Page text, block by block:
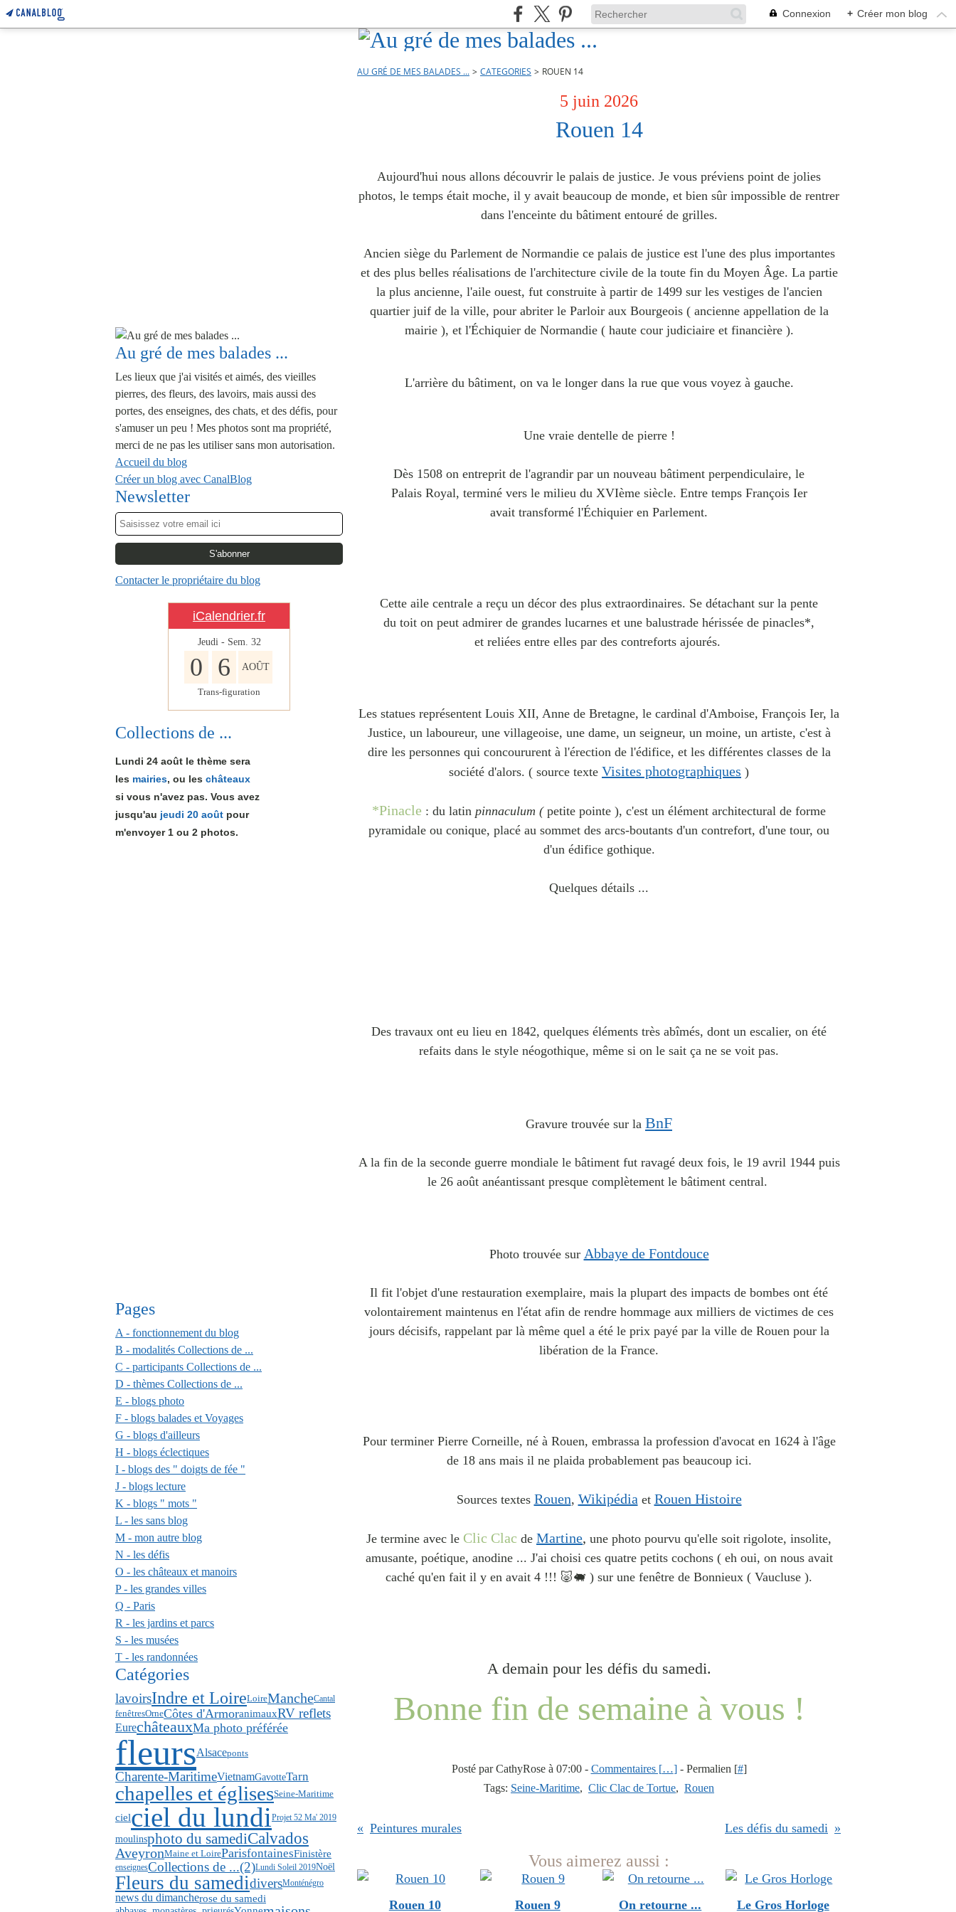
Connexion + Créer mon blog
Au gré de mes balades ...
Les lieux que j'ai visités et aimés, des vieilles
pierres, des fleurs, des lavoirs, mais aussi des
portes, des enseignes, des chats, et des défis, pour
s'amuser un peu ! Mes photos sont ma propriété,
merci de ne pas les utiliser sans mon autorisation.
Accueil du blog
Créer un blog avec CanalBlog
Newsletter
Contacter le propriétaire du blog
iCalendrier.fr
Jeudi - Sem. 32
0 6 AOÛT
Trans-figuration
Collections de ...
Lundi 24 août le thème sera
les mairies, ou les châteaux
si vous n'avez pas. Vous avez
jusqu'au jeudi 20 août pour
m'envoyer 1 ou 2 photos.
Pages
A - fonctionnement du blog
B - modalités Collections de ...
C - participants Collections de ...
D - thèmes Collections de ...
E - blogs photo
F - blogs balades et Voyages
G - blogs d'ailleurs
H - blogs éclectiques
I - blogs des " doigts de fée "
J - blogs lecture
K - blogs " mots "
L - les sans blog
M - mon autre blog
N - les défis
O - les châteaux et manoirs
P - les grandes villes
Q - Paris
R - les jardins et parcs
S - les musées
T - les randonnées
Catégories
lavoirsIndre et LoireLoireMancheCantal
fenêtresOrneCôtes d'ArmoranimauxRV reflets
EurechâteauxMa photo préférée
fleursAlsaceponts
Charente-MaritimeVietnamGavotteTarn
chapelles et églisesSeine-Maritime
cielciel du lundiProjet 52 Ma' 2019
moulinsphoto du samediCalvados
AveyronMaine et LoireParisfontainesFinistère
enseignesCollections de ...(2)Lundi Soleil 2019Noël
Fleurs du samedidiversMonténégro
news du dimancherose du samedi
AU GRÉ DE MES BALADES ... > CATEGORIES > ROUEN 14
5 juin 2026
Rouen 14
Aujourd'hui nous allons découvrir le palais de justice. Je vous préviens point de jolies
photos, le temps était moche, il y avait beaucoup de monde, et bien sûr impossible de rentrer
dans l'enceinte du bâtiment entouré de grilles.
Ancien siège du Parlement de Normandie ce palais de justice est l'une des plus importantes
et des plus belles réalisations de l'architecture civile de la toute fin du Moyen Âge. La partie
la plus ancienne, l'aile ouest, fut construite à partir de 1499 sur les vestiges de l'ancien
quartier juif de la ville, pour abriter le Parloir aux Bourgeois ( ancienne appellation de la
mairie ), et l'Échiquier de Normandie ( haute cour judiciaire et financière ).
L'arrière du bâtiment, on va le longer dans la rue que vous voyez à gauche.
Une vraie dentelle de pierre !
Dès 1508 on entreprit de l'agrandir par un nouveau bâtiment perpendiculaire, le
Palais Royal, terminé vers le milieu du XVIème siècle. Entre temps François Ier
avait transformé l'Échiquier en Parlement.
Cette aile centrale a reçu un décor des plus extraordinaires. Se détachant sur la pente
du toit on peut admirer de grandes lucarnes et une balustrade hérissée de pinacles*,
et reliées entre elles par des contreforts ajourés.
Les statues représentent Louis XII, Anne de Bretagne, le cardinal d'Amboise, François Ier, la
Justice, un laboureur, une villageoise, une dame, un seigneur, un moine, un artiste, c'est à
dire les personnes qui concoururent à l'érection de l'édifice, et les différentes classes de la
société d'alors. ( source texte Visites photographiques )
*Pinacle : du latin pinnaculum (petite pointe ), c'est un élément architectural de forme
pyramidale ou conique, placé au sommet des arcs-boutants d'un contrefort, d'une tour, ou
d'un édifice gothique.
Quelques détails ...
Des travaux ont eu lieu en 1842, quelques éléments très abîmés, dont un escalier, on été
refaits dans le style néogothique, même si on le sait ça ne se voit pas.
Gravure trouvée sur la BnF
A la fin de la seconde guerre mondiale le bâtiment fut ravagé deux fois, le 19 avril 1944 puis
le 26 août anéantissant presque complètement le bâtiment central.
Photo trouvée sur Abbaye de Fontdouce
Il fit l'objet d'une restauration exemplaire, mais la plupart des impacts de bombes ont été
volontairement maintenus en l'état afin de rendre hommage aux milliers de victimes de ces
jours décisifs, rappelant par là même quel a été le prix payé par la ville de Rouen pour la
libération de la France.
Pour terminer Pierre Corneille, né à Rouen, embrassa la profession d'avocat en 1624 à l'âge
de 18 ans mais il ne plaida probablement pas beaucoup ici.
Sources textes Rouen, Wikipédiaet Rouen Histoire
Je termine avec le Clic Clac de Martine, une photo pourvu qu'elle soit rigolote, insolite,
amusante, poétique, anodine ... J'ai choisi ces quatre petits cochons ( eh oui, on nous avait
caché qu'en fait il y en avait 4 !!! 🐷🐖 ) sur une fenêtre de Bonnieux ( Vaucluse ).
A demain pour les défis du samedi.
Bonne fin de semaine à vous !
Posté par CathyRose à 07:00 - Commentaires […]- Permalien [#]
Tags: Seine-Maritime, Clic Clac de Tortue, Rouen
Peintures murales Les défis du samedi
Vous aimerez aussi :
Rouen 10 Rouen 9 On retourne ... Le Gros Horloge